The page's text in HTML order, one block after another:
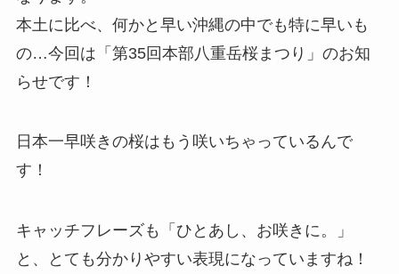
本土に比べ、何かと早い沖縄の中でも特に早いも
の…今回は「第35回本部八重岳桜まつり」のお知
らせです！
日本一早咲きの桜はもう咲いちゃっているんで
す！
キャッチフレーズも「ひとあし、お咲きに。」
と、とても分かりやすい表現になっていますね！